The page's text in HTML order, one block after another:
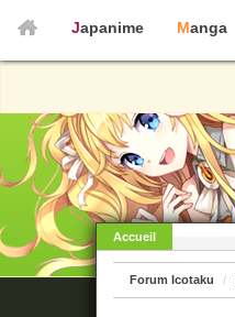
Japanime Manga
Accueil
Forum Icotaku